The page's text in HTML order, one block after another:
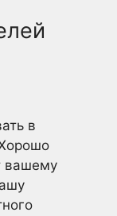
в
вашему